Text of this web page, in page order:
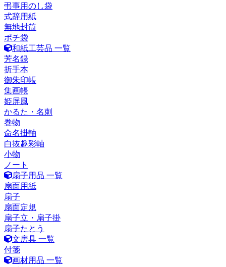
弔事用のし袋
式辞用紙
無地封筒
ポチ袋
和紙工芸品 一覧
芳名録
折手本
御朱印帳
集画帳
姫屏風
かるた・名刺
巻物
命名掛軸
白抜趣彩軸
小物
ノート
扇子用品 一覧
扇面用紙
扇子
扇面定規
扇子立・扇子掛
扇子たとう
文房具 一覧
付箋
画材用品 一覧